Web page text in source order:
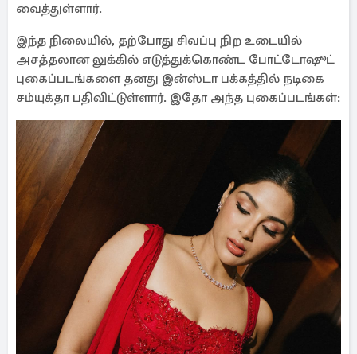
வைத்துள்ளார்.
இந்த நிலையில், தற்போது சிவப்பு நிற உடையில்
அசத்தலான லுக்கில் எடுத்துக்கொண்ட போட்டோஷூட்
புகைப்படங்களை தனது இன்ஸ்டா பக்கத்தில் நடிகை
சம்யுக்தா பதிவிட்டுள்ளார். இதோ அந்த புகைப்படங்கள்: